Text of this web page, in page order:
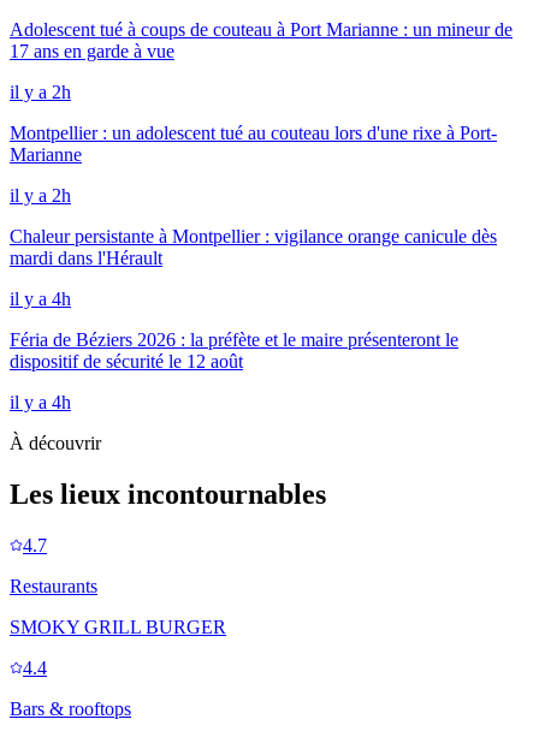
Adolescent tué à coups de couteau à Port Marianne : un mineur de
17 ans en garde à vue
il y a 2h
Montpellier : un adolescent tué au couteau lors d'une rixe à Port-
Marianne
il y a 2h
Chaleur persistante à Montpellier : vigilance orange canicule dès
mardi dans l'Hérault
il y a 4h
Féria de Béziers 2026 : la préfète et le maire présenteront le
dispositif de sécurité le 12 août
il y a 4h
À découvrir
Les lieux incontournables
4.7
Restaurants
SMOKY GRILL BURGER
4.4
Bars & rooftops